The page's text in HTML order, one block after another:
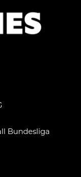
Bundesliga